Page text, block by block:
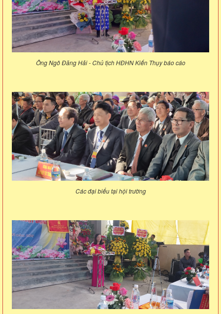
Ông Ngô Đăng Hải - Chủ tịch HĐHN Kiến Thụy báo cáo
Các đại biểu tại hội trường